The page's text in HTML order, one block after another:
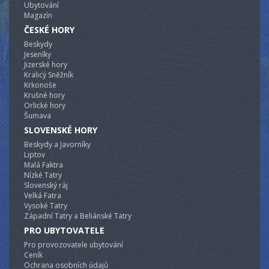
1x čtyřlůžkový pokoj). I zde je sociální zařízení s
toaletou a sprchovým koutem (bojler 120l). I vybavení
kuchyni je stejné jako v prvním objektu, jen zde se
nachází pouze jedna lednice. Vytápění je možné el.
přímotopy.
Ubytování
Magazín
ČESKÉ HORY
Beskydy
Jeseníky
Jizerské hory
Kralicý Sněžník
Krkonoše
Krušné hory
Orlické hory
Šumava
SLOVENSKÉ HORY
Beskydy a Javorníky
Liptov
Malá Faktra
Nízké Tatry
Slovenský ráj
Velká Fatra
Vysoké Tatry
Západní Tatry a Beliánské Tatry
PRO UBYTOVATELE
Pro provozovatele ubytování
Ceník
Ochrana osobních údajů